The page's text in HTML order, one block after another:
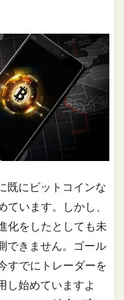
既にビットコインな
ています。しかし、
化をしたとしても未
できません。ゴール
すでにトレーダーを
し始めていますよ